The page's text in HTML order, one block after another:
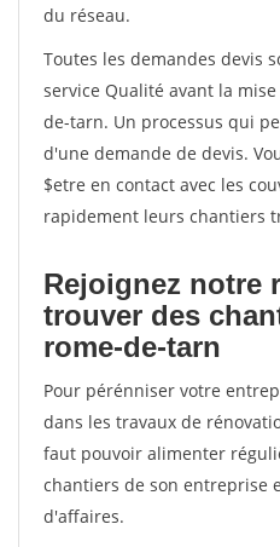
du réseau.
Toutes les demandes devis
service Qualité avant la
de-tarn. Un processus qui
d'une demande de devis.
$etre en contact avec les
rapidement leurs chantiers
Rejoignez notre
trouver des
rome-de-tarn
Pour pérénniser votre
dans les travaux de
faut pouvoir alimenter
chantiers de son entreprise
d'affaires.